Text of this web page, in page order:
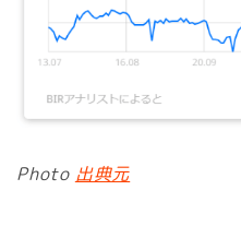
Photo 出典元